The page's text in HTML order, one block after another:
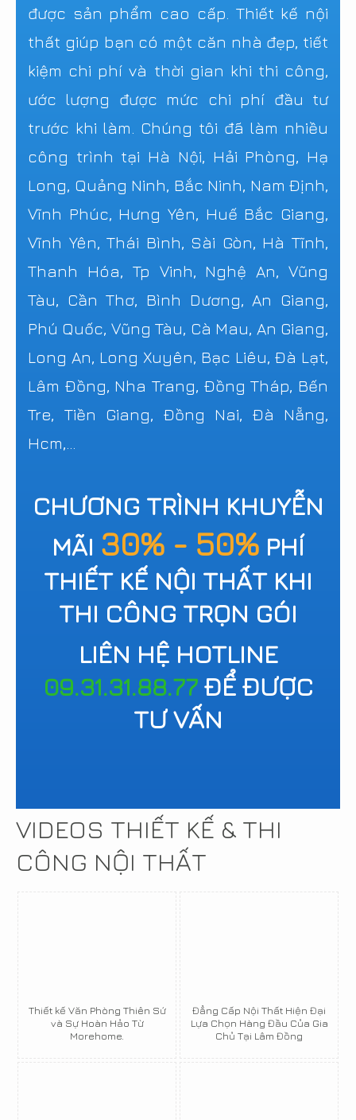
được sản phẩm cao cấp. Thiết kế nội
thất giúp bạn có một căn nhà đẹp, tiết
kiệm chi phí và thời gian khi thi công,
ước lượng được mức chi phí đầu tư
trước khi làm. Chúng tôi đã làm nhiều
công trình tại Hà Nội, Hải Phòng, Hạ
Long, Quảng Ninh, Bắc Ninh, Nam Định,
Vĩnh Phúc, Hưng Yên, Huế Bắc Giang,
Vĩnh Yên, Thái Bình, Sài Gòn, Hà Tĩnh,
Thanh Hóa, Tp Vinh, Nghệ An, Vũng
Tàu, Cần Thơ, Bình Dương, An Giang,
Phú Quốc, Vũng Tàu, Cà Mau, An Giang,
Long An, Long Xuyên, Bạc Liêu, Đà Lạt,
Lâm Đồng, Nha Trang, Đồng Tháp, Bến
Tre, Tiền Giang, Đồng Nai, Đà Nẵng,
Hcm,...
CHƯƠNG TRÌNH KHUYỄN
MÃI 30% - 50% PHÍ
THIẾT KẾ NỘI THẤT KHI
THI CÔNG TRỌN GÓI
LIÊN HỆ HOTLINE
09.31.31.88.77ĐỂ ĐƯỢC
TƯ VẤN
VIDEOS THIẾT KẾ & THI
CÔNG NỘI THẤT
Thiết kế Văn Phòng Thiên Sứ
và Sự Hoàn Hảo Từ
Morehome.
Đẳng Cấp Nội Thất Hiện Đại
Lựa Chọn Hàng Đầu Của Gia
Chủ Tại Lâm Đồng